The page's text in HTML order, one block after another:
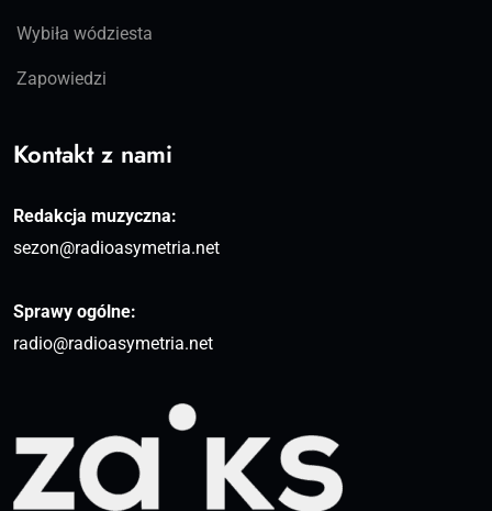
Wybiła wódziesta
Zapowiedzi
Kontakt z nami
Redakcja muzyczna:
sezon@radioasymetria.net
Sprawy ogólne:
radio@radioasymetria.net